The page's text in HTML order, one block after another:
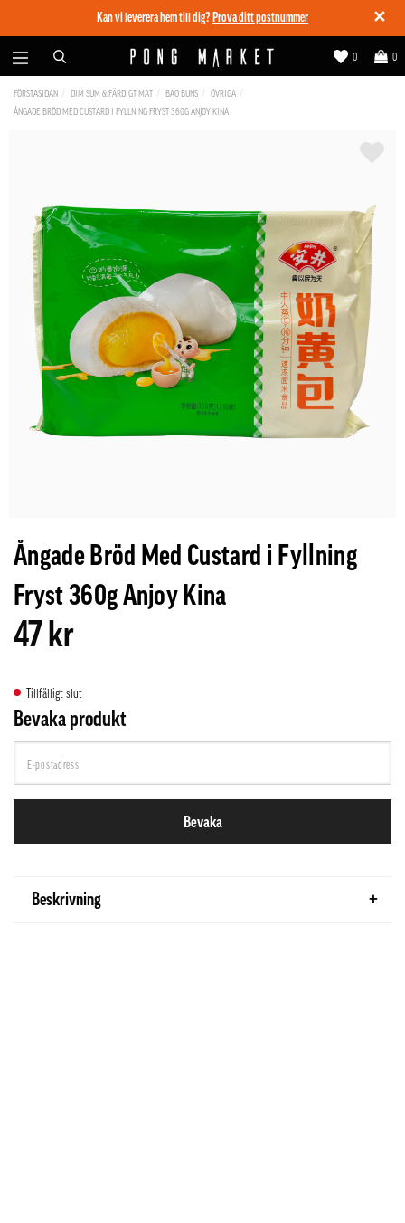
✕
Kan vi leverera hem till dig? Prova ditt postnummer
0
0
FÖRSTASIDAN DIM SUM & FÄRDIGT MAT BAO BUNS
ÖVRIGA
ÅNGADE BRÖD MED CUSTARD I FYLLNING FRYST 360G ANJOY KINA
Ångade Bröd Med Custard i Fyllning
Fryst 360g Anjoy Kina
47 kr
Tillfälligt slut
Bevaka produkt
Bevaka
Beskrivning